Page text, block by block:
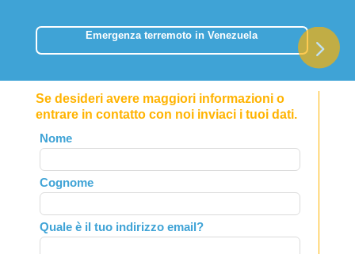
Emergenza terremoto in Venezuela
Se desideri avere maggiori informazioni o
entrare in contatto con noi inviaci i tuoi dati.
Leave
this
field
blank
Nome
Cognome
Quale è il tuo indirizzo email?